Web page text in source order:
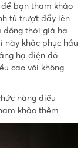
bạn tham khảo
tủ trượt đẩy lên
đồng thời giá hạ
này khắc phục hầu
hạ điện đó
cao vòi không
năng điều
khảo thêm